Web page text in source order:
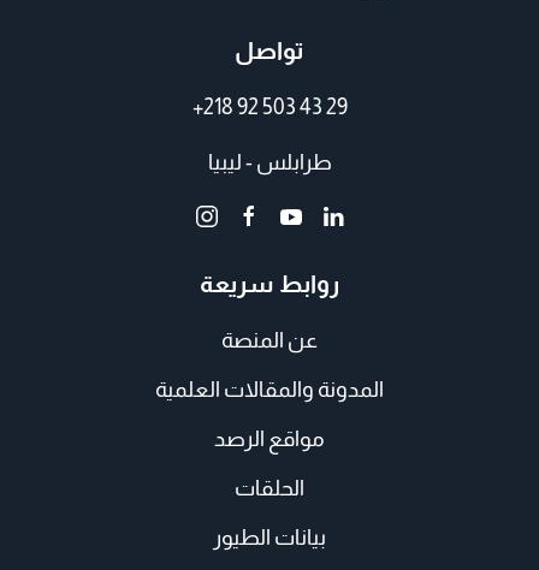
تواصل
+218 92 503 43 29
طرابلس - ليبيا
روابط سريعة
عن المنصة
المدونة والمقالات العلمية
مواقع الرصد
الحلقات
بيانات الطيور